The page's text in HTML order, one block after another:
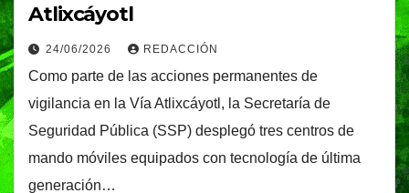
Atlixcáyotl
24/06/2026 REDACCIÓN
Como parte de las acciones permanentes de
vigilancia en la Vía Atlixcáyotl, la Secretaría de
Seguridad Pública (SSP) desplegó tres centros de
mando móviles equipados con tecnología de última
generación…